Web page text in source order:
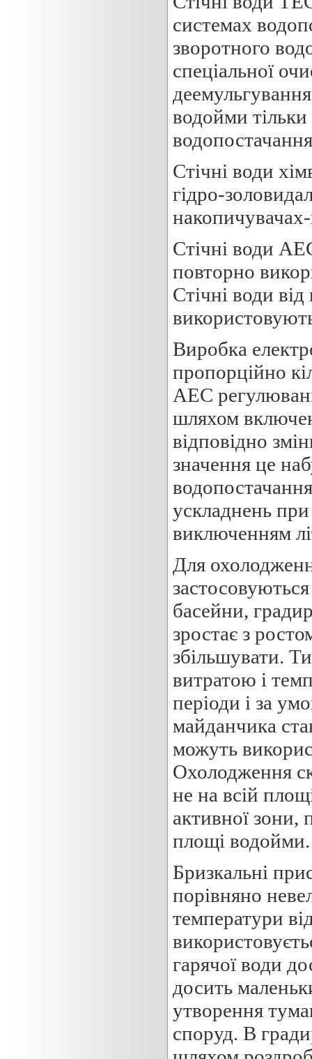
системах
зворотного
спеціальної
водойми
Стічні води
гідро-
Стічні води
повторно
Стічні води
Виробка
пропорційно
АЕС
шляхом
відповідно
значення це
ускладнень
виключенням
Для
басейни,
зростає з
збільшувати.
витратою і
періоди і за
майданчика
можуть
Охолодження
не на всій
активної зони,
площі водойми.
Бризкальні
порівняно
температури
гарячої води
досить
утворення
споруд. В